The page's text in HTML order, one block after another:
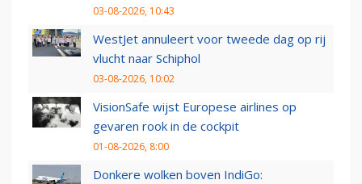
03-08-2026, 10:43
WestJet annuleert voor tweede dag op rij
vlucht naar Schiphol
03-08-2026, 10:02
VisionSafe wijst Europese airlines op
gevaren rook in de cockpit
01-08-2026, 8:00
Donkere wolken boven IndiGo: